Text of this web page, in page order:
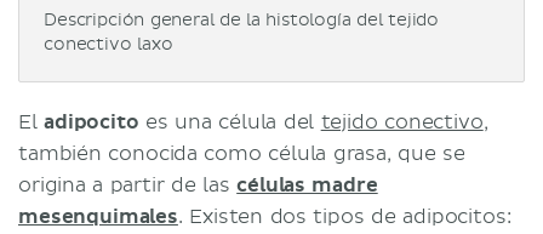
Descripción general de la histología del tejido
conectivo laxo
Eladipocito es una célula del tejido conectivo,
también conocida como célula grasa, que se
origina a partir de lascélulas madre
mesenquimales. Existen dos tipos de adipocitos: